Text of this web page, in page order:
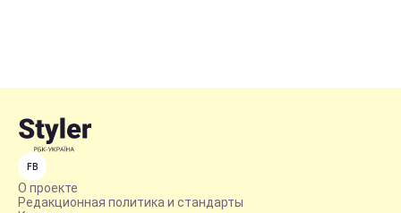
FB
О проекте
Редакционная политика и стандарты